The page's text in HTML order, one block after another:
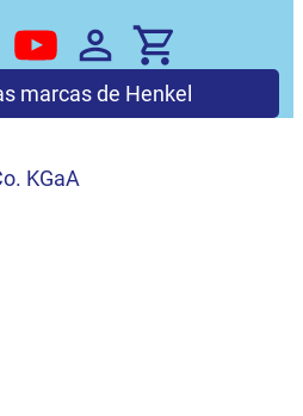
marcas de Henkel
KGaA